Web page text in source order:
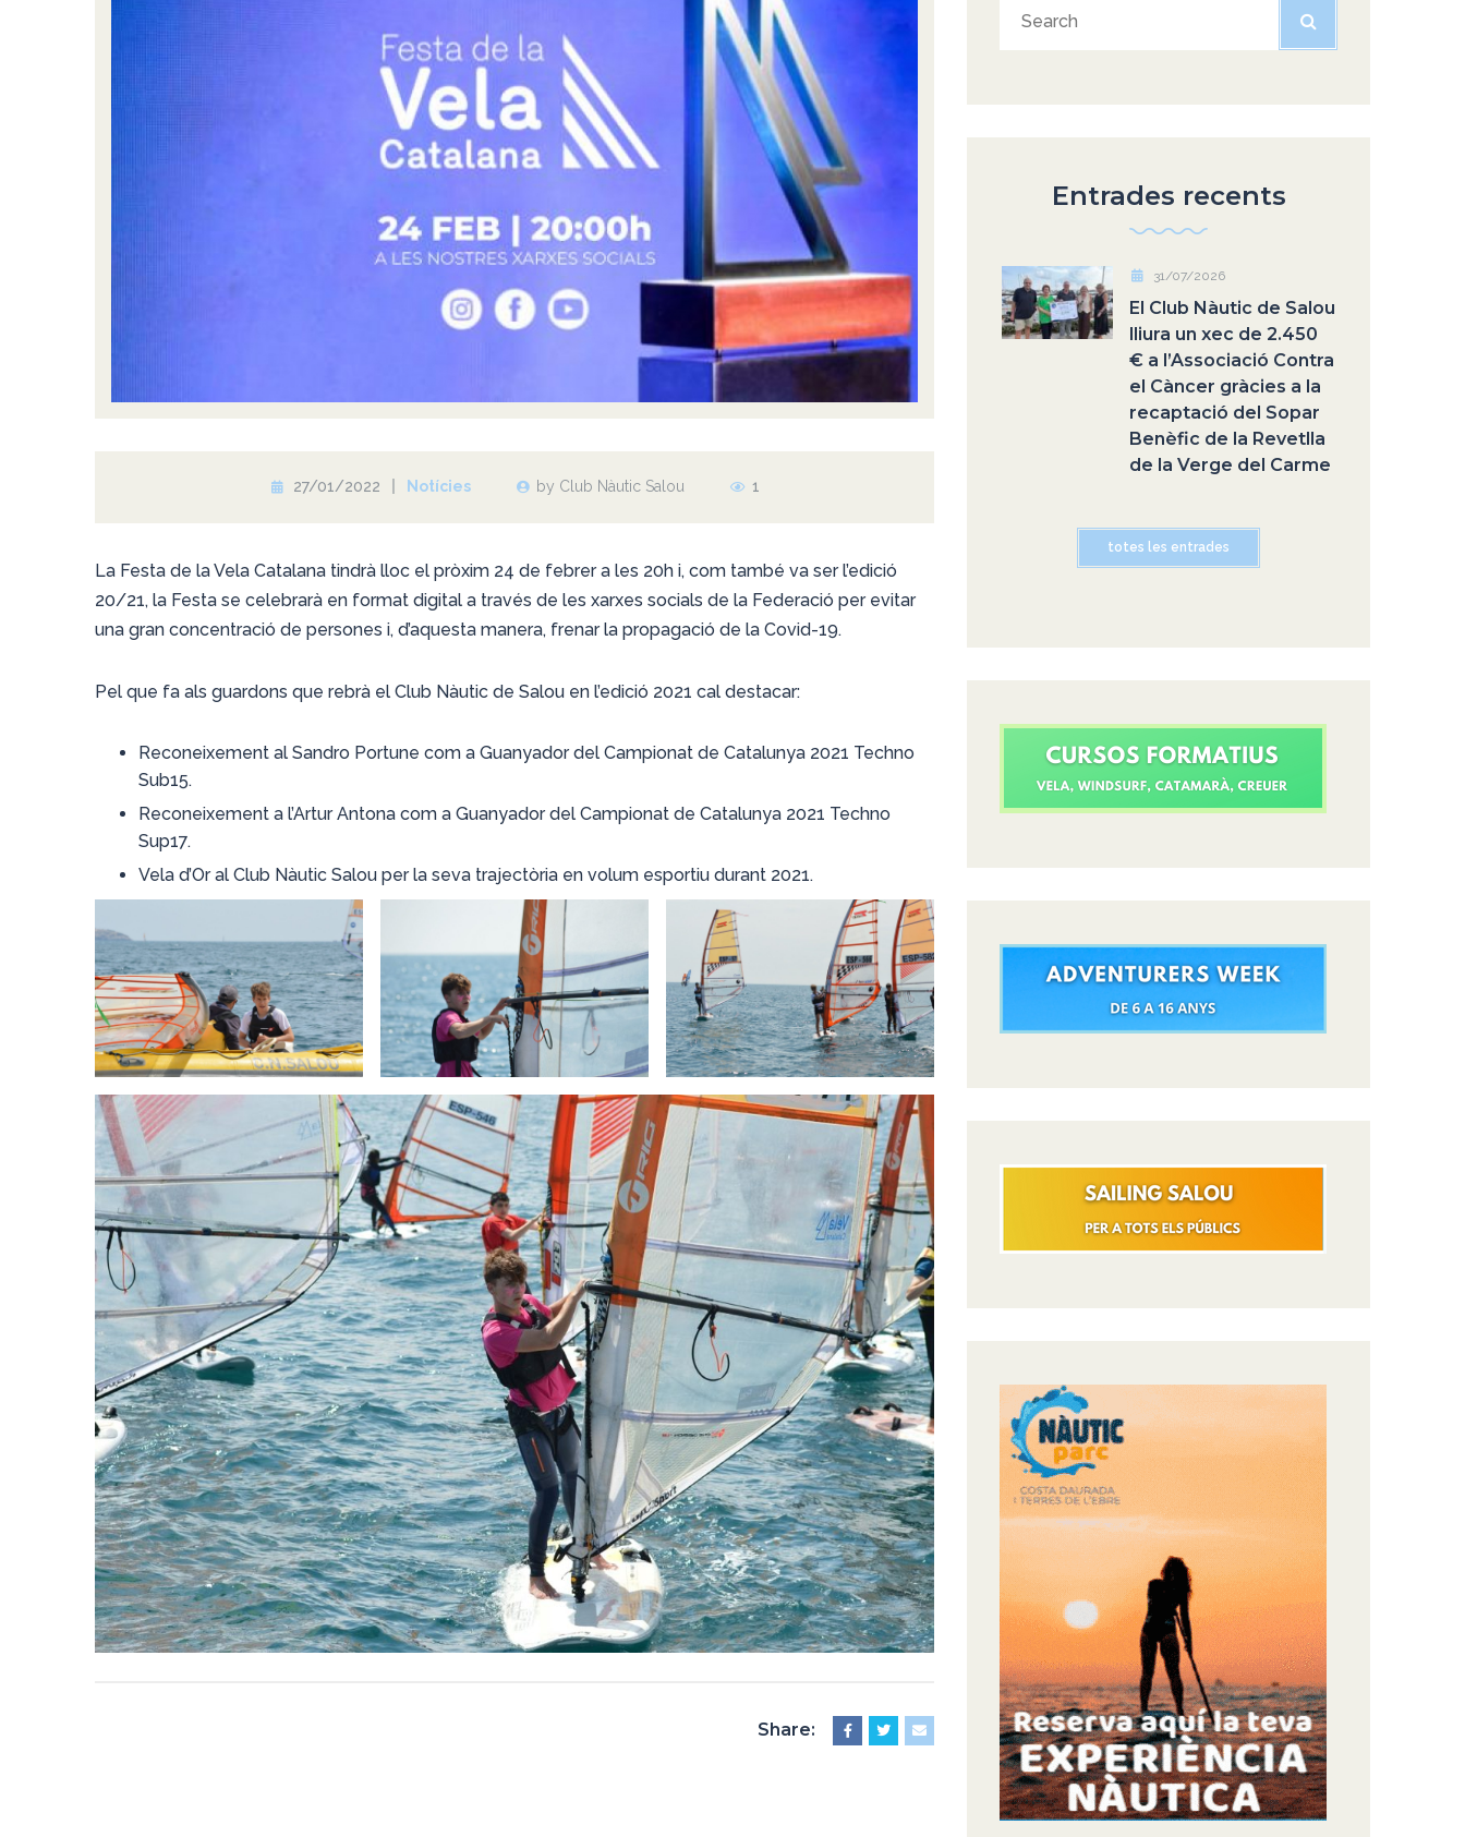
27/01/2022 Notícies by Club Nàutic Salou 1
La Festa de la Vela Catalana tindrà lloc el pròxim 24 de febrer a les 20h i, com també va ser l’edició
20/21, la Festa se celebrarà en format digital a través de les xarxes socials de la Federació per evitar
una gran concentració de persones i, d’aquesta manera, frenar la propagació de la Covid-19.
Pel que fa als guardons que rebrà el Club Nàutic de Salou en l’edició 2021 cal destacar:
Reconeixement al Sandro Portune com a Guanyador del Campionat de Catalunya 2021 Techno
Sub15.
Reconeixement a l’Artur Antona com a Guanyador del Campionat de Catalunya 2021 Techno
Sup17.
Vela d’Or al Club Nàutic Salou per la seva trajectòria en volum esportiu durant 2021.
Share:
Entrades recents
31/07/2026
El Club Nàutic de Salou
lliura un xec de 2.450
€ a l’Associació Contra
el Càncer gràcies a la
recaptació del Sopar
Benèfic de la Revetlla
de la Verge del Carme
totes les entrades